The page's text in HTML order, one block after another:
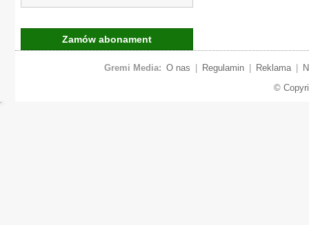
Zamów abonament
Gremi Media: O nas Regulamin Reklama
©